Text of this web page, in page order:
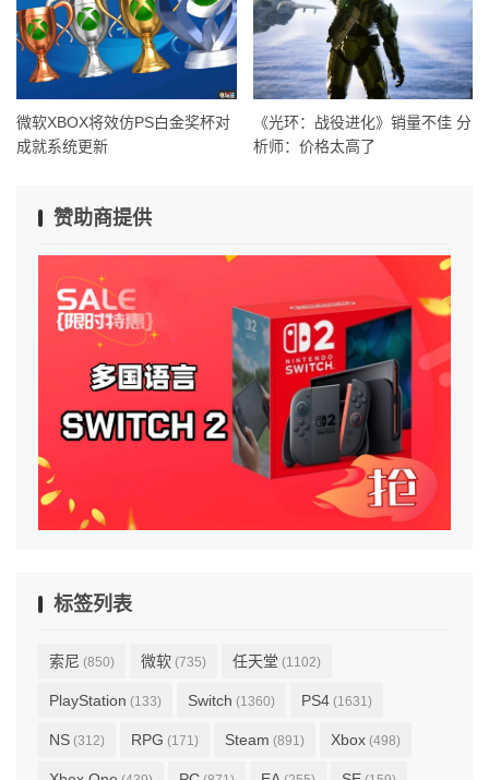
微软XBOX将效仿PS白金奖杯对
成就系统更新
《光环：战役进化》销量不佳 分
析师：价格太高了
赞助商提供
标签列表
索尼 (850) 微软 (735) 任天堂 (1102)
PlayStation (133) Switch (1360) PS4 (1631)
NS (312) RPG (171) Steam (891) Xbox (498)